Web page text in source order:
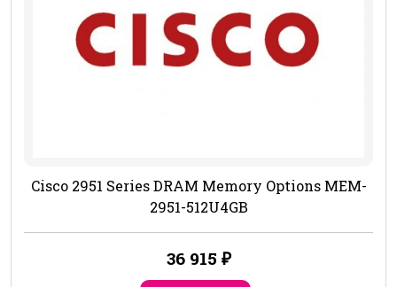
Cisco 2951 Series DRAM Memory Options MEM-
2951-512U4GB
36 915 ₽